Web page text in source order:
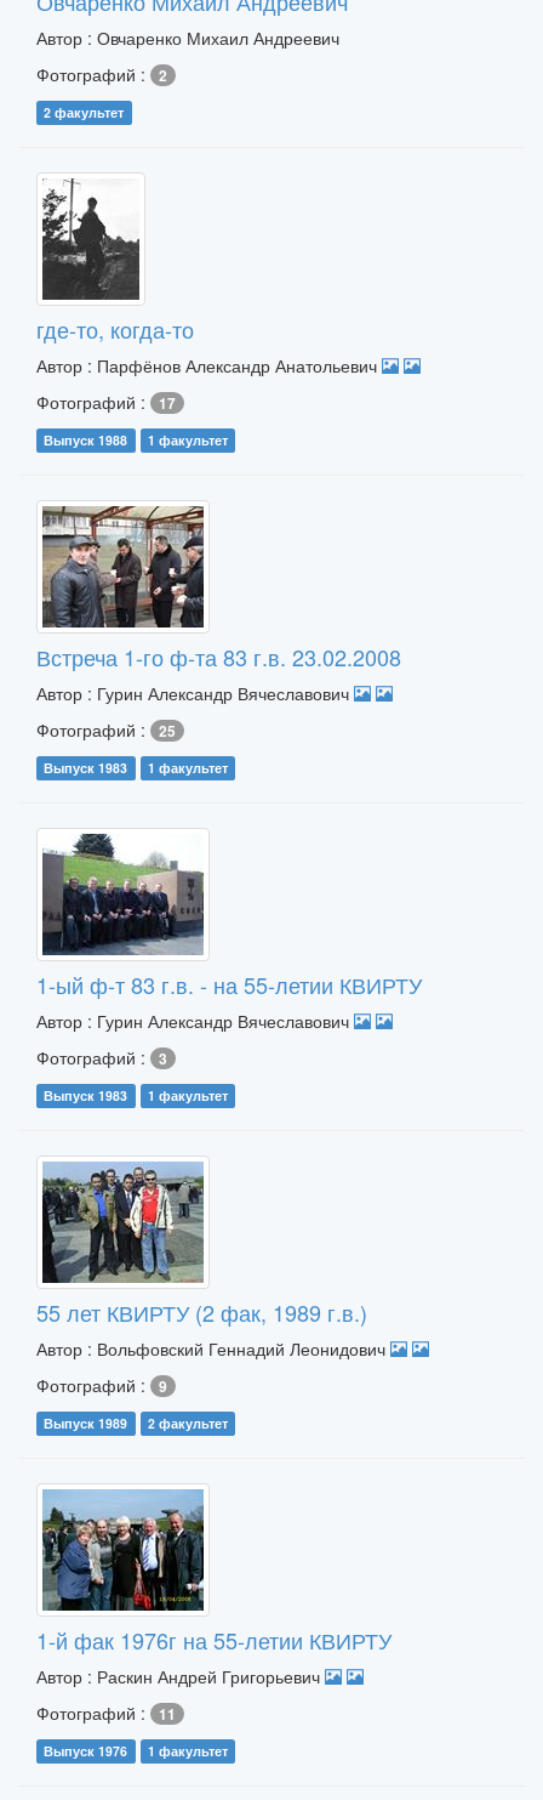
Автор : Овчаренко Михаил Андреевич
Фотографий :
2
2 факультет
где-то, когда-то
Автор : Парфёнов Александр Анатольевич
Фотографий :
17
Выпуск 1988 1 факультет
Встреча 1-го ф-та 83 г.в. 23.02.2008
Автор : Гурин Александр Вячеславович
Фотографий :
25
Выпуск 1983 1 факультет
1-ый ф-т 83 г.в. - на 55-летии КВИРТУ
Автор : Гурин Александр Вячеславович
Фотографий :
3
Выпуск 1983 1 факультет
55 лет КВИРТУ (2 фак, 1989 г.в.)
Автор : Вольфовский Геннадий Леонидович
Фотографий :
9
Выпуск 1989 2 факультет
1-й фак 1976г на 55-летии КВИРТУ
Автор : Раскин Андрей Григорьевич
Фотографий :
11
Выпуск 1976 1 факультет